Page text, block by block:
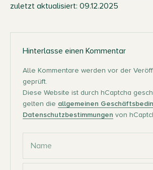
zuletzt aktualisiert: 09.12.2025
Hinterlasse einen Kommentar
Alle Kommentare werden vor der
geprüft.
Diese Website ist durch hCaptcha
gelten die allgemeinen
Datenschutzbestimmungen von
Name